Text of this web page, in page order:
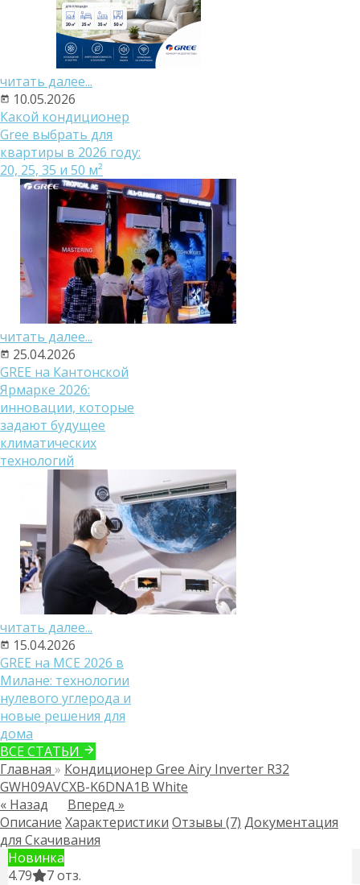
читать далее...
10.05.2026
Какой кондиционер
Gree выбрать для
квартиры в 2026 году:
20, 25, 35 и 50 м²
читать далее...
25.04.2026
GREE на Кантонской
Ярмарке 2026:
инновации, которые
задают будущее
климатических
технологий
читать далее...
15.04.2026
GREE на MCE 2026 в
Милане: технологии
нулевого углерода и
новые решения для
дома
ВСЕ СТАТЬИ
Главная » Кондиционер Gree Airy Inverter R32
GWH09AVCXB-K6DNA1B White
« Назад
Вперед »
Описание Характеристики Отзывы (7) Документация
для Скачивания
Новинка
4.79
7 отз.